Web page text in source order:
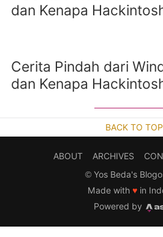
Cerita Pindah dari
dan Kenapa
BACK TO
ABOUT ARCHIVES
© Yos Beda's
Made with ♥in
Powered by